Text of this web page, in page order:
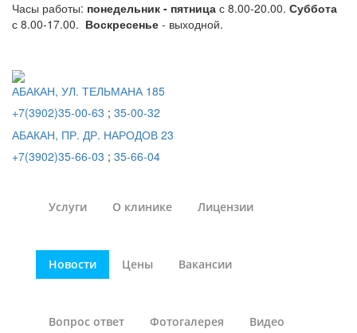
Часы работы: понедельник - пятница с 8.00-20.00. Суббота
с 8.00-17.00. Воскресенье - выходной.
АБАКАН, УЛ. ТЕЛЬМАНА 185
+7(3902)35-00-63 ; 35-00-32
АБАКАН, ПР. ДР. НАРОДОВ 23
+7(3902)35-66-03 ; 35-66-04
Услуги О клинике Лицензии
Новости Цены Вакансии
Вопрос ответ Фотогалерея Видео